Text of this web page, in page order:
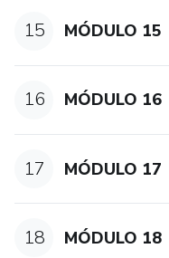
15 MÓDULO 15
16 MÓDULO 16
17 MÓDULO 17
18 MÓDULO 18